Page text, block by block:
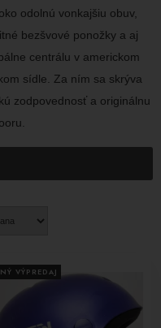
odolnú vonkajšiu obuv,
bezšvové ponožky a aj
centrálu v americkom
sídle. Za ním sa skrýva
zodpovednosť a originálnu
VÝPREDAJ